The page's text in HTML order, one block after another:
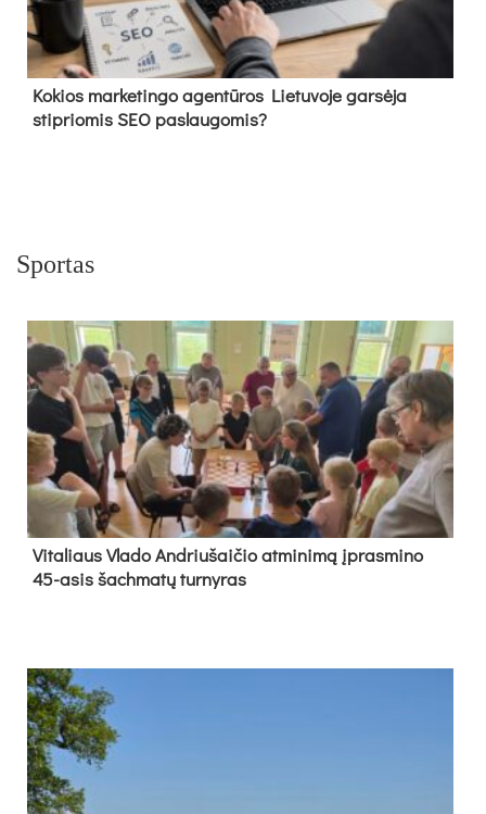
Kokios marketingo agentūros Lietuvoje garsėja
stipriomis SEO paslaugomis?
Sportas
Vi­ta­liaus Vla­do And­riu­šai­čio at­mi­ni­mą įpras­mi­no
45-asis šach­ma­tų tur­ny­ras